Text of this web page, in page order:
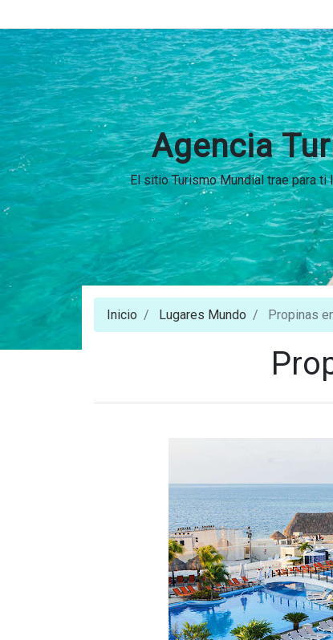
Agencia
El sitio Turismo Mundial trae para
Inicio Lugares Mundo Propinas